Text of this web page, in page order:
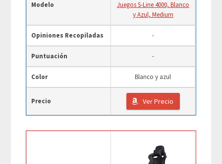
Modelo
Juegos S-Line 4000, Blanco
y Azul, Medium
Opiniones Recopiladas -
Puntuación -
Color Blanco y azul
Precio Ver Precio